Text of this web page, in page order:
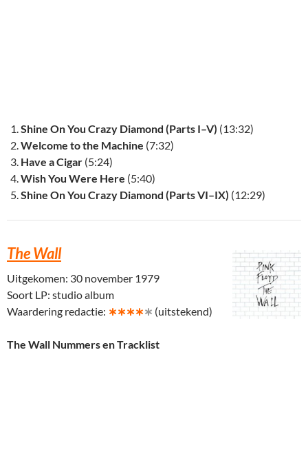
Shine On You Crazy Diamond (Parts I–V) (13:32)
Welcome to the Machine (7:32)
Have a Cigar (5:24)
Wish You Were Here (5:40)
Shine On You Crazy Diamond (Parts VI–IX) (12:29)
The Wall
Uitgekomen: 30 november 1979
Soort LP: studio album
Waardering redactie: ∗∗∗∗∗ (uitstekend)
The Wall Nummers en Tracklist